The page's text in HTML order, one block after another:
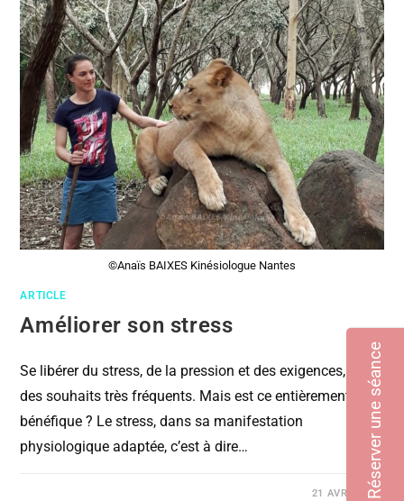
©Anaïs BAIXES Kinésiologue Nantes
ARTICLE
Améliorer son stress
Se libérer du stress, de la pression et des exigences, sont
des souhaits très fréquents. Mais est ce entièrement
bénéfique ? Le stress, dans sa manifestation
physiologique adaptée, c’est à dire…
21 AVRIL 2021
Réserver une séance